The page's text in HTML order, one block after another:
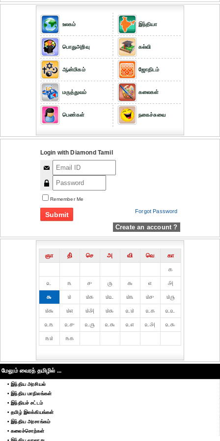
உலகம்
பொதுஅறிவு
ஆன்மிகம்
மருத்துவம்
பெண்கள்
இந்தியா
கல்வி
ஜோதிடம்
கலைகள்
நகைச்சுவை
Login with Diamond Tamil
Remember Me
Forgot Password
Create an account ?
ஞா தி் செ அ வி வெ
கா
௧
௨
௩ ௪ ௫ ௬ ௭
௮
௯
௰ ௰௧ ௰௨ ௰௩ ௰௪
௰௫
௰௬
௰௭ ௰௮ ௰௯ ௨௰ ௨௧
௨௨
௨௩
௨௪ ௨௫ ௨௬ ௨௭ ௨௮
௨௯
௩௰
௩௧
மேலும் வைரத் தமிழில் ...
• இந்திய அரசியல்
• இந்திய மாநிலங்கள்
• இந்தியச் சட்டம்
• தமிழ் இலக்கியங்கள்
• இந்திய அரசாங்கம்
• கலைச்சொற்கள்